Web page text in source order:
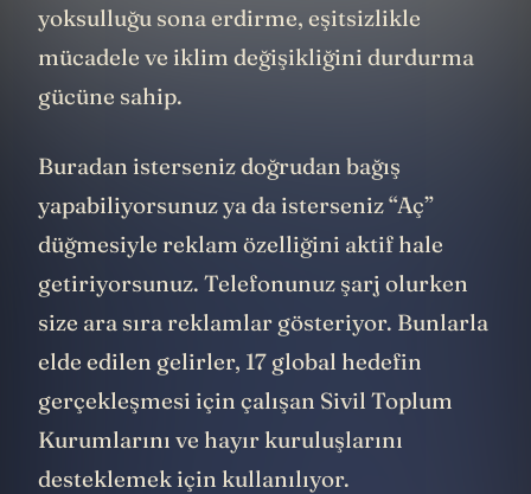
Samsung’un da desteklediği bu hedefler
yoksulluğu sona erdirme, eşitsizlikle
mücadele ve iklim değişikliğini durdurma
Buradan isterseniz doğrudan bağış
yapabiliyorsunuz ya da isterseniz “Aç”
düğmesiyle reklam özelliğini aktif hale
getiriyorsunuz. Telefonunuz şarj olurken
size ara sıra reklamlar gösteriyor. Bunlarla
elde edilen gelirler, 17 global hedefin
gerçekleşmesi için çalışan Sivil Toplum
Kurumlarını ve hayır kuruluşlarını